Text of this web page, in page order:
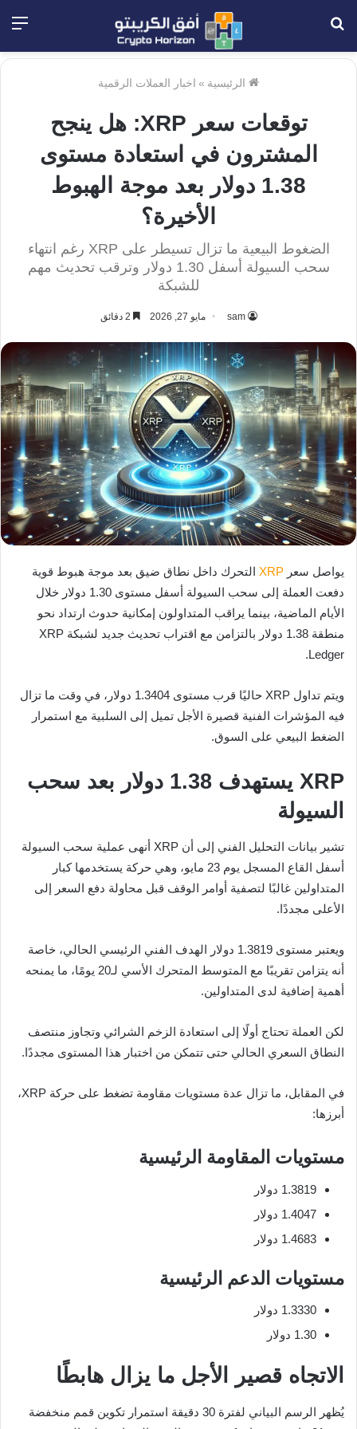
الرئيسية » اخبار العملات الرقمية
توقعات سعر XRP: هل ينجح
المشترون في استعادة مستوى
1.38 دولار بعد موجة الهبوط
الأخيرة؟
الضغوط البيعية ما تزال تسيطر على XRP رغم انتهاء
سحب السيولة أسفل 1.30 دولار وترقب تحديث مهم
للشبكة
sam مايو 27, 2026
يواصل سعر XRP التحرك داخل نطاق ضيق بعد موجة هبوط قوية
دفعت العملة إلى سحب السيولة أسفل مستوى 1.30 دولار خلال
الأيام الماضية، بينما يراقب المتداولون إمكانية حدوث ارتداد نحو
منطقة 1.38 دولار بالتزامن مع اقتراب تحديث جديد لشبكة XRP
Ledger.
ويتم تداول XRP حاليًا قرب مستوى 1.3404 دولار، في وقت ما تزال
فيه المؤشرات الفنية قصيرة الأجل تميل إلى السلبية مع استمرار
الضغط البيعي على السوق.
XRP يستهدف 1.38 دولار بعد سحب
السيولة
تشير بيانات التحليل الفني إلى أن XRP أنهى عملية سحب السيولة
أسفل القاع المسجل يوم 23 مايو، وهي حركة يستخدمها كبار
المتداولين غالبًا لتصفية أوامر الوقف قبل محاولة دفع السعر إلى
الأعلى مجددًا.
ويعتبر مستوى 1.3819 دولار الهدف الفني الرئيسي الحالي، خاصة
أنه يتزامن تقريبًا مع المتوسط المتحرك الأسي لـ20 يومًا، ما يمنحه
أهمية إضافية لدى المتداولين.
لكن العملة تحتاج أولًا إلى استعادة الزخم الشرائي وتجاوز منتصف
النطاق السعري الحالي حتى تتمكن من اختبار هذا المستوى مجددًا.
في المقابل، ما تزال عدة مستويات مقاومة تضغط على حركة XRP،
أبرزها:
مستويات المقاومة الرئيسية
1.3819 دولار
1.4047 دولار
1.4683 دولار
مستويات الدعم الرئيسية
1.3330 دولار
1.30 دولار
الاتجاه قصير الأجل ما يزال هابطًا
يُظهر الرسم البياني لفترة 30 دقيقة استمرار تكوين قمم منخفضة